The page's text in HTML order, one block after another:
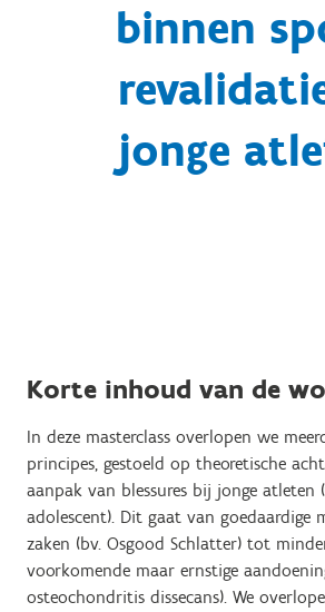
binnen
jonge
Korte inhoud van de
In deze masterclass overlopen we
principes, gestoeld op theoretische
aanpak van blessures bij jonge
adolescent). Dit gaat van goedaardige
zaken (bv. Osgood Schlatter) tot
voorkomende maar ernstige
osteochondritis dissecans). We